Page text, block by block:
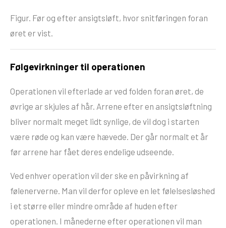
Figur. Før og efter ansigtsløft, hvor snitføringen foran
øret er vist.
Følgevirkninger til operationen
Operationen vil efterlade ar ved folden foran øret, de
øvrige ar skjules af hår. Arrene efter en ansigtsløftning
bliver normalt meget lidt synlige, de vil dog i starten
være røde og kan være hævede. Der går normalt et år
før arrene har fået deres endelige udseende.
Ved enhver operation vil der ske en påvirkning af
følenerverne. Man vil derfor opleve en let følelsesløshed
i et større eller mindre område af huden efter
operationen. I månederne efter operationen vil man